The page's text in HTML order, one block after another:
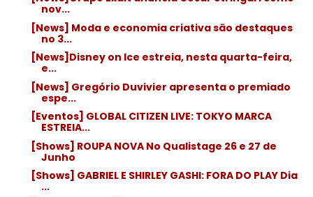
nov...
[News] Moda e economia criativa são destaques
no 3...
[News]Disney on Ice estreia, nesta quarta-feira,
e...
[News] Gregório Duvivier apresenta o premiado
espe...
[Eventos] GLOBAL CITIZEN LIVE: TOKYO MARCA
ESTREIA...
[Shows] ROUPA NOVA No Qualistage 26 e 27 de
Junho
[Shows] GABRIEL E SHIRLEY GASHI: FORA DO PLAY Dia
...